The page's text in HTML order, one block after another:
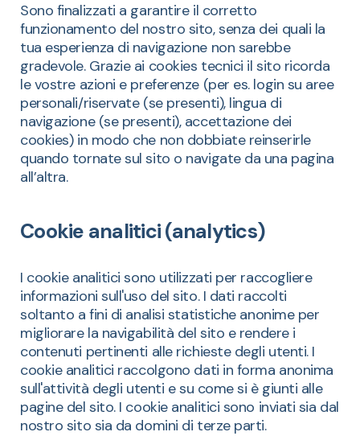
Sono finalizzati a garantire il corretto
funzionamento del nostro sito, senza dei quali la
tua esperienza di navigazione non sarebbe
gradevole. Grazie ai cookies tecnici il sito ricorda
le vostre azioni e preferenze (per es. login su aree
personali/riservate (se presenti), lingua di
navigazione (se presenti), accettazione dei
cookies) in modo che non dobbiate reinserirle
quando tornate sul sito o navigate da una pagina
all’altra.
Cookie analitici (analytics)
I cookie analitici sono utilizzati per raccogliere
informazioni sull'uso del sito. I dati raccolti
soltanto a fini di analisi statistiche anonime per
migliorare la navigabilità del sito e rendere i
contenuti pertinenti alle richieste degli utenti. I
cookie analitici raccolgono dati in forma anonima
sull'attività degli utenti e su come si è giunti alle
pagine del sito. I cookie analitici sono inviati sia dal
nostro sito sia da domini di terze parti.